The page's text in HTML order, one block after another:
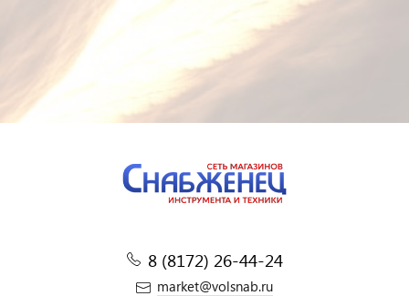
8 (8172) 26-44-24
market@volsnab.ru